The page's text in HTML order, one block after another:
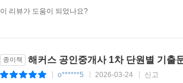
이 리뷰가 도움이 되었나요?
종이책 해커스 공인중개사 1차 단원별 기출
o******5 2026-03-24 신고